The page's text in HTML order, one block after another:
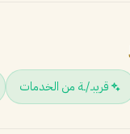
قريبـ/ـة من الخدمات